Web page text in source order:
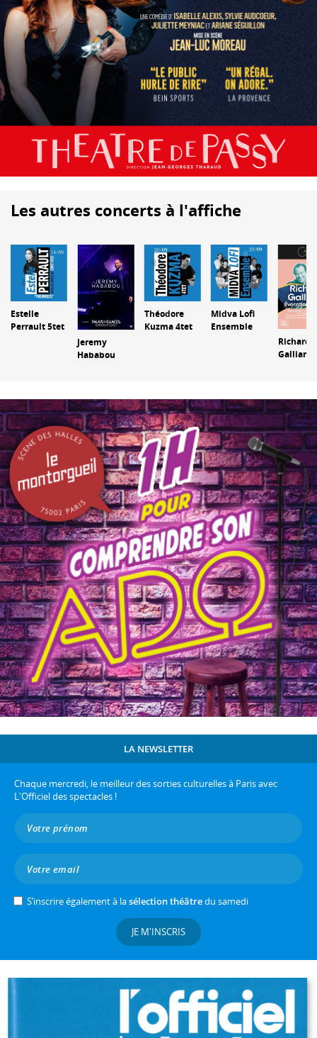
Les autres concerts à l'affiche
Estelle
Perrault 5tet
Jeremy
Hababou
Théodore
Kuzma 4tet
Midva Lofi
Ensemble
Richard
Galliano
LA NEWSLETTER
Chaque mercredi, le meilleur des sorties culturelles à Paris avec
L'Officiel des spectacles !
S’inscrire également à lasélection théâtredu samedi
JE M'INSCRIS